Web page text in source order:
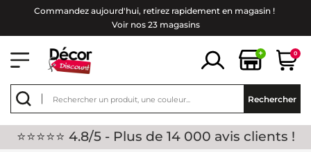
Commandez aujourd'hui, retirez rapidement en magasin !
Voir nos 23 magasins
+ 0
Rechercher
⭐⭐⭐⭐⭐ 4.8/5 - Plus de 14 000 avis clients !